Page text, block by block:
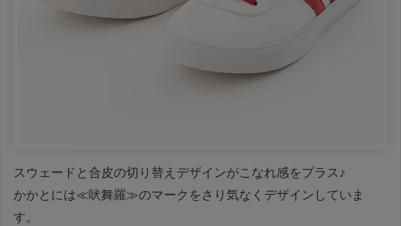
スウェードと合皮の切り替えデザインがこなれ感をプラス♪
かかとには≪吠舞羅≫のマークをさり気なくデザインしていま
す。